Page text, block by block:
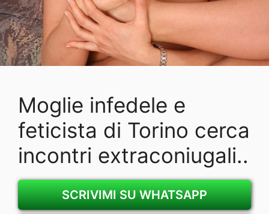
Moglie infedele e
feticista di Torino cerca
incontri extraconiugali..
SCRIVIMI SU WHATSAPP